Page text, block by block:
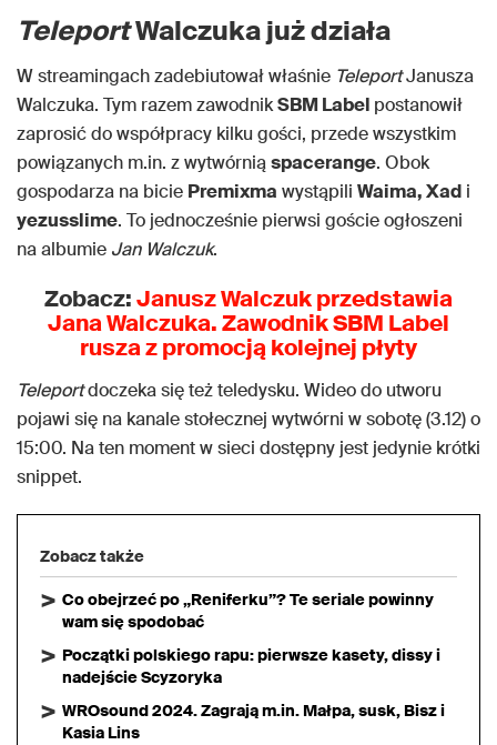
TeleportWalczuka już działa
W streamingach zadebiutował właśnie TeleportJanusza
Walczuka. Tym razem zawodnikSBM Label postanowił
zaprosić do współpracy kilku gości, przede wszystkim
powiązanych m.in. z wytwórniąspacerange. Obok
gospodarza na bicie Premixma wystąpili Waima, Xad i
yezusslime. To jednocześnie pierwsi goście ogłoszeni
na albumie Jan Walczuk.
Zobacz:Janusz Walczuk przedstawia
Jana Walczuka. Zawodnik SBM Label
rusza z promocją kolejnej płyty
Teleportdoczeka się też teledysku. Wideo do utworu
pojawi się na kanale stołecznej wytwórni w sobotę (3.12) o
15:00. Na ten moment w sieci dostępny jest jedynie krótki
snippet.
Zobacz także
Co obejrzeć po „Reniferku”? Te seriale powinny
wam się spodobać
Początki polskiego rapu: pierwsze kasety, dissy i
nadejście Scyzoryka
WROsound 2024. Zagrają m.in. Małpa, susk, Bisz i
Kasia Lins